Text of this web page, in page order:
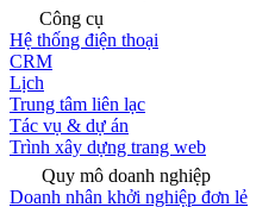
Công cụ
Hệ thống điện thoại
CRM
Lịch
Trung tâm liên lạc
Tác vụ & dự án
Trình xây dựng trang web
Quy mô doanh nghiệp
Doanh nhân khởi nghiệp đơn lẻ